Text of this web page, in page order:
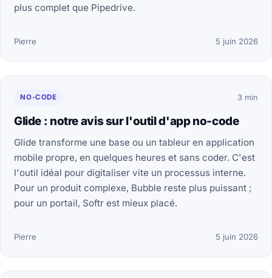
plus complet que Pipedrive.
Pierre 5 juin 2026
NO-CODE 3 min
Glide : notre avis sur l'outil d'app no-code
Glide transforme une base ou un tableur en application
mobile propre, en quelques heures et sans coder. C'est
l'outil idéal pour digitaliser vite un processus interne.
Pour un produit complexe, Bubble reste plus puissant ;
pour un portail, Softr est mieux placé.
Pierre 5 juin 2026